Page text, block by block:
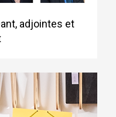
adjointes et